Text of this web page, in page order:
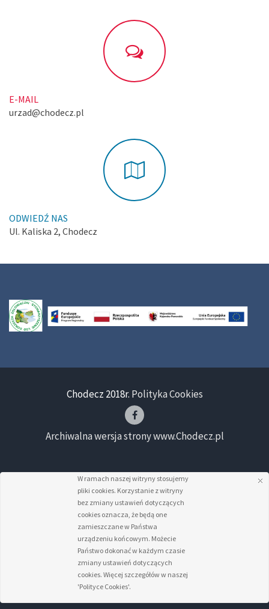
E-MAIL
urzad@chodecz.pl
ODWIEDŹ NAS
Ul. Kaliska 2, Chodecz
Chodecz 2018r. Polityka Cookies
Archiwalna wersja strony www.Chodecz.pl
W ramach naszej witryny stosujemy
pliki cookies. Korzystanie z witryny
bez zmiany ustawień dotyczących
cookies oznacza, że będą one
zamieszczane w Państwa
urządzeniu końcowym. Możecie
Państwo dokonać w każdym czasie
zmiany ustawień dotyczących
cookies. Więcej szczegółów w naszej
'Polityce Cookies'.